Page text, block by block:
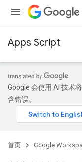
Apps Script
Google 会使用 AI 技术
含错误。
首页 Google